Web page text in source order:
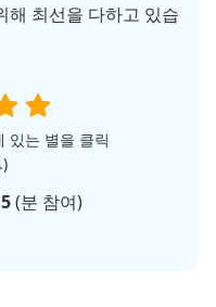
해 최선을 다하고 있습
있는 별을 클릭
(분 참여)